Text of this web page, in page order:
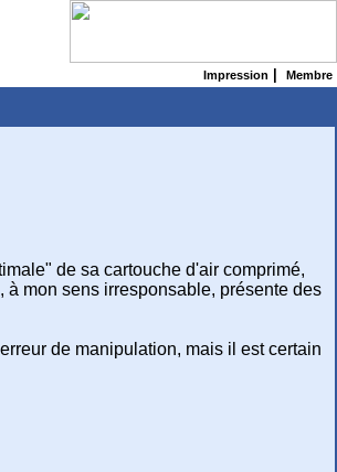
Impression Membre
de sa cartouche d'air comprimé,
mon sens irresponsable, présente des
de manipulation, mais il est certain